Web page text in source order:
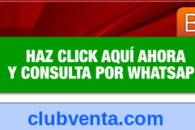
clubventa.com